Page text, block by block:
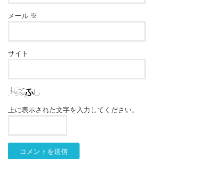
メール ※
サイト
上に表示された文字を入力してください。